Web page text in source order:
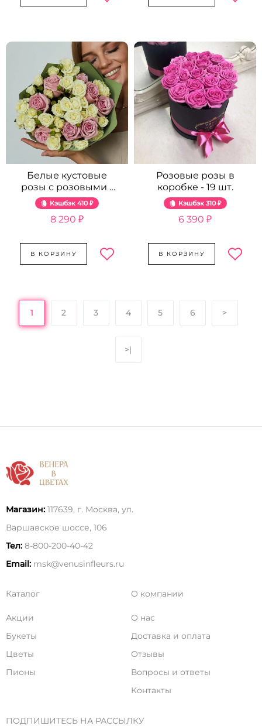
Белые кустовые
розы с розовыми -
19 шт.
Кэшбэк 410 ₽
8 290 ₽
В КОРЗИНУ
Розовые розы в
коробке - 19 шт.
Кэшбэк 310 ₽
6 390 ₽
В КОРЗИНУ
1 2 3 4 5 6 >
>|
Магазин: 117639, г. Москва, ул.
Варшавское шоссе, 106
Тел: 8-800-200-40-42
Email: msk@venusinfleurs.ru
Каталог
Акции
Букеты
Цветы
Пионы
О компании
О нас
Доставка и оплата
Отзывы
Вопросы и ответы
Контакты
ПОДПИШИТЕСЬ НА РАССЫЛКУ